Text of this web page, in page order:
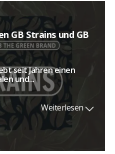
GB Strains und GB
seit Jahren einen
und...
Weiterlesen